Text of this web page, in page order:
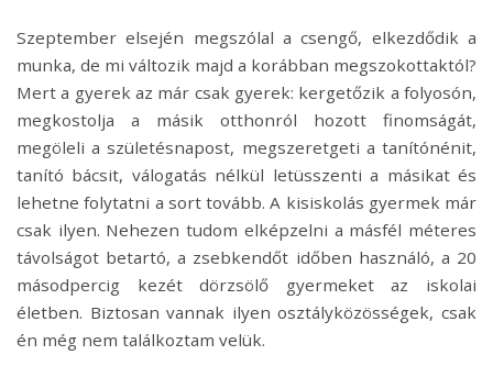
Szeptember elsején megszólal a csengő, elkezdődik a
munka, de mi változik majd a korábban megszokottaktól?
Mert a gyerek az már csak gyerek: kergetőzik a folyosón,
megkostolja a másik otthonról hozott finomságát,
megöleli a születésnapost, megszeretgeti a tanítónénit,
tanító bácsit, válogatás nélkül letüsszenti a másikat és
lehetne folytatni a sort tovább. A kisiskolás gyermek már
csak ilyen. Nehezen tudom elképzelni a másfél méteres
távolságot betartó, a zsebkendőt időben használó, a 20
másodpercig kezét dörzsölő gyermeket az iskolai
életben. Biztosan vannak ilyen osztályközösségek, csak
én még nem találkoztam velük.